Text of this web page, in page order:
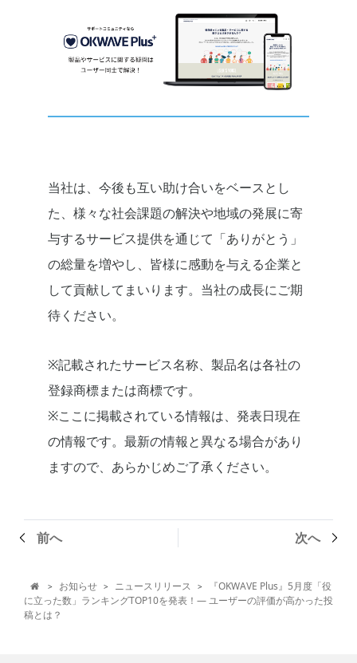
当社は、今後も互い助け合いをベースとし
た、様々な社会課題の解決や地域の発展に寄
与するサービス提供を通じて「ありがとう」
の総量を増やし、皆様に感動を与える企業と
して貢献してまいります。当社の成長にご期
待ください。
※記載されたサービス名称、製品名は各社の
登録商標または商標です。
※ここに掲載されている情報は、発表日現在
の情報です。最新の情報と異なる場合があり
ますので、あらかじめご了承ください。
前へ 次へ
 > お知らせ > ニュースリリース >
『OKWAVE Plus』5月度「役
に立った数」ランキングTOP10を発表！— ユーザーの評価が高かった投
稿とは？